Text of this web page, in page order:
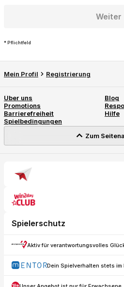
Weiter
* Pflichtfeld